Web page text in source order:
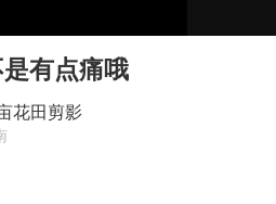
杨某某拒服兵役 不
小区物业费要上涨 谁
有点痛哦
花田剪影